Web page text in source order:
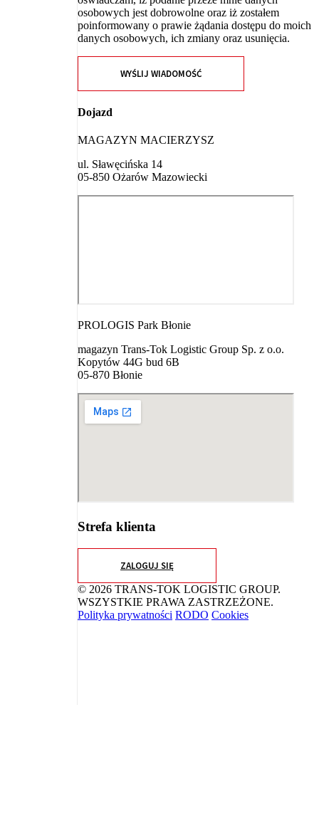
osobowych jest dobrowolne oraz iż zostałem
poinformowany o prawie żądania dostępu do moich
danych osobowych, ich zmiany oraz usunięcia.
WYŚLIJ WIADOMOŚĆ
Dojazd
MAGAZYN MACIERZYSZ
ul. Sławęcińska 14
05-850 Ożarów Mazowiecki
PROLOGIS Park Błonie
magazyn Trans-Tok Logistic Group Sp. z o.o.
Kopytów 44G bud 6B
05-870 Błonie
Strefa klienta
ZALOGUJ SIĘ
© 2026 TRANS-TOK LOGISTIC GROUP.
WSZYSTKIE PRAWA ZASTRZEŻONE.
Polityka prywatności RODO Cookies